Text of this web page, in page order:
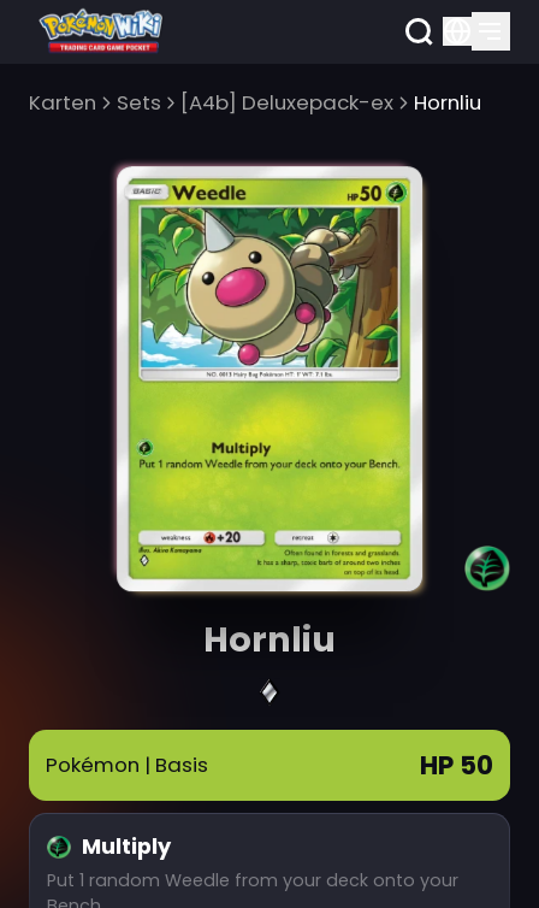
Karten Sets [A4b] Deluxepack-ex Hornliu
Hornliu
Pokémon | Basis HP 50
Multiply
Put 1 random Weedle from your deck onto your